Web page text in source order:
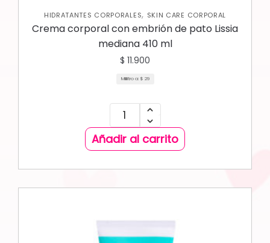
HIDRATANTES CORPORALES, SKIN CARE CORPORAL
Crema corporal con embrión de pato Lissia
mediana 410 ml
$ 11.900
Mililitro a: $ 29
Añadir al carrito